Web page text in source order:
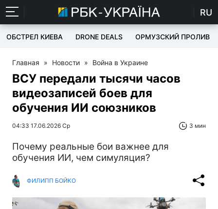
RU
ОБСТРЕЛ КИЕВА DRONE DEALS ОРМУЗСКИЙ ПРОЛИВ
Главная » Новости » Война в Украине
ВСУ передали тысячи часов
видеозаписей боев для
обучения ИИ союзников
04:33 17.06.2026 Ср 3 мин
Почему реальные бои важнее для
обучения ИИ, чем симуляция?
ФИЛИПП БОЙКО